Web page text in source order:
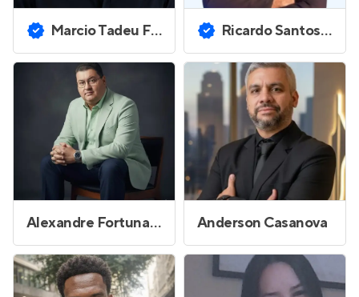
Marcio Tadeu Ferreira Ricardo Santos da Poca
Alexandre Fortunato Cardoso do Nascimento Anderson Casanova